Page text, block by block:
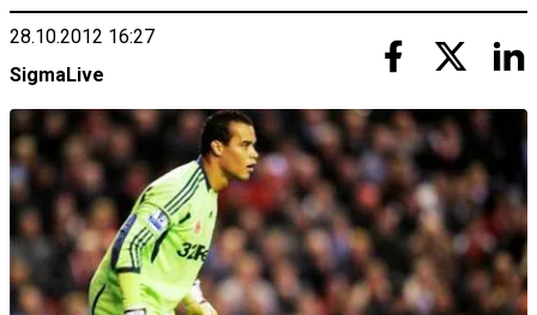
28.10.2012 16:27
SigmaLive